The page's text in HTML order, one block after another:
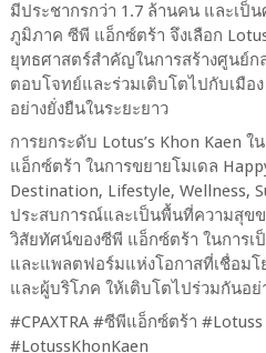
มีประชากรกว่า 1.7ล้านคน และเป็น
ภูมิภาค ซีพี แอ็กซ์ตร้า จึงเลือก
ยุทธศาสตร์สำคัญในการสร้างศูนย์ก
ตอบโจทย์และร่วมเติบโตไปกับเมือ
อย่างยั่งยืนในระยะยาว
การยกระดับ Lotus’s Khon Kaen ใ
แอ็กซ์ตร้า ในการขยายโมเดล
Destination, Lifestyle, Wellness,
ประสบการณ์และเป็นพื้นที่ความสุข
วิสัยทัศน์ของซีพี แอ็กซ์ตร้า ในการเ
และแพลตฟอร์มแห่งโอกาสที่เชื่อม
และผู้บริโภค ให้เติบโตไปร่วมกันอย่
#CPAXTRA #ซีพีแอ็กซ์ตร้า
#LotussKhonKaen